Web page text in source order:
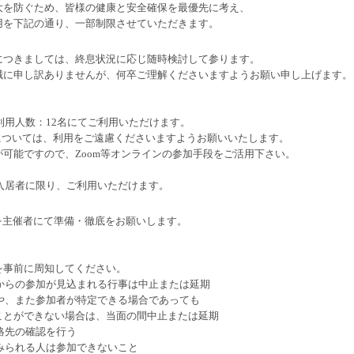
防ぐため、皆様の健康と安全確保を最優先に考え、
下記の通り、一部制限させていただきます。
きましては、終息状況に応じ随時検討して参ります。
申し訳ありませんが、何卒ご理解くださいますようお願い申し上げます。
人数：12名にてご利用いただけます。
いては、利用をご遠慮くださいますようお願いいたします。
能ですので、Zoom等オンラインの参加手段をご活用下さい。
者に限り、ご利用いただけます。
催者にて準備・徹底をお願いします。
前に周知してください。
の参加が見込まれる行事は中止または延期
また参加者が特定できる場合であっても
ができない場合は、当面の間中止または延期
の確認を行う
れる人は参加できないこと